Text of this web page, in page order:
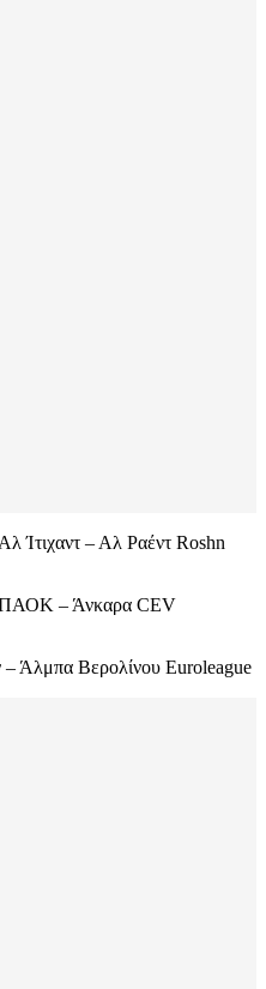
Ίτιχαντ – Αλ Ραέντ Roshn
ΠΑΟΚ – Άνκαρα CEV
Άλμπα Βερολίνου Euroleague